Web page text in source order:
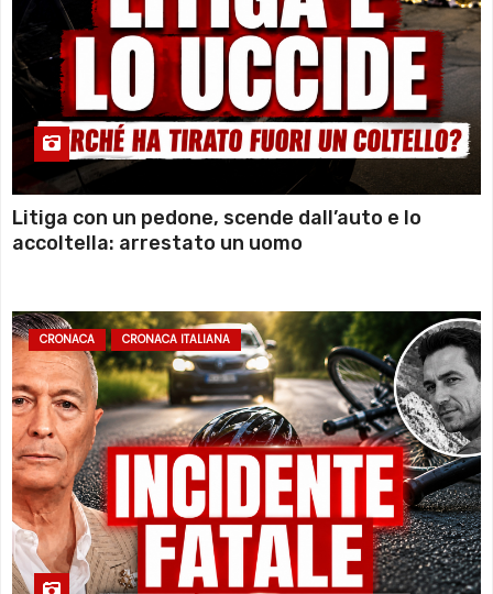
Litiga con un pedone, scende dall’auto e lo
accoltella: arrestato un uomo
CRONACA CRONACA ITALIANA